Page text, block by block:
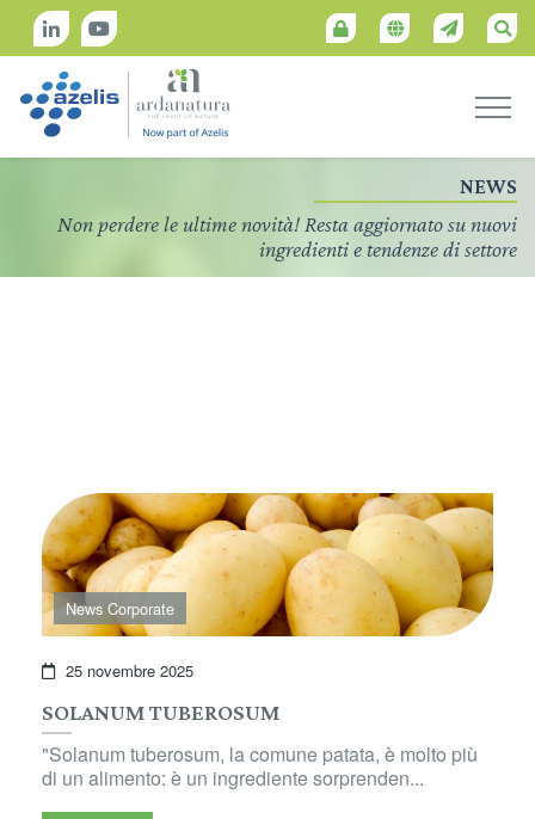
NEWS
Non perdere le ultime novità! Resta aggiornato su nuovi
ingredienti e tendenze di settore
News Corporate
25 novembre 2025
SOLANUM TUBEROSUM
"Solanum tuberosum, la comune patata, è molto più
di un alimento: è un ingrediente sorprenden...